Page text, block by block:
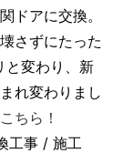
ドアに交換。
さずにたった
と変わり、新
れ変わりまし
こちら！
工事 / 施工